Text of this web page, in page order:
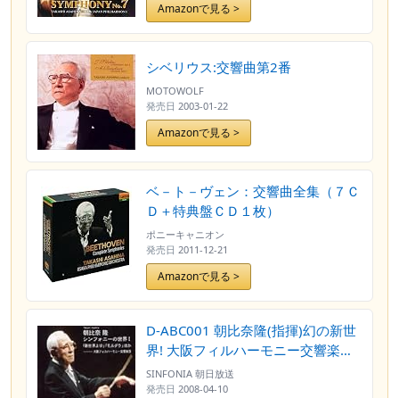
Amazonで見る >
シベリウス:交響曲第2番
MOTOWOLF
発売日 2003-01-22
Amazonで見る >
ベ－ト－ヴェン：交響曲全集（７Ｃ
Ｄ＋特典盤ＣＤ１枚）
ポニーキャニオン
発売日 2011-12-21
Amazonで見る >
D-ABC001 朝比奈隆(指揮)幻の新世
界! 大阪フィルハーモニー交響楽団
[DVD]
SINFONIA 朝日放送
発売日 2008-04-10